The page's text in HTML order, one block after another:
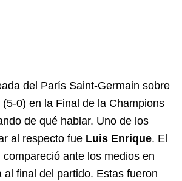
del París Saint-Germain sobre
0) en la Final de la Champions
de qué hablar. Uno de los
al respecto fue Luis Enrique. El
ante los medios en
al final del partido. Estas fueron